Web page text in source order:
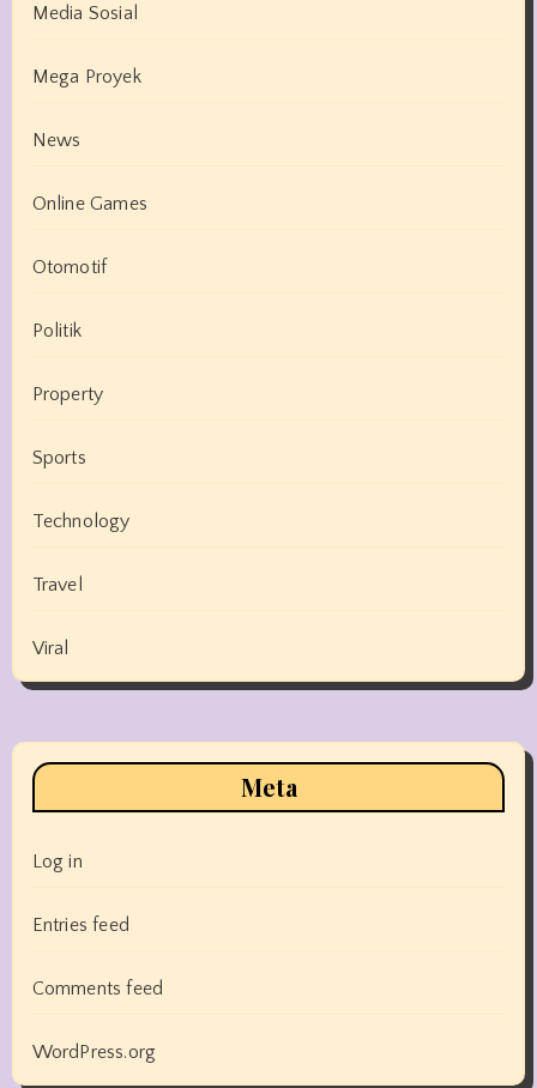
Media Sosial
Mega Proyek
News
Online Games
Otomotif
Politik
Property
Sports
Technology
Travel
Viral
Meta
Log in
Entries feed
Comments feed
WordPress.org